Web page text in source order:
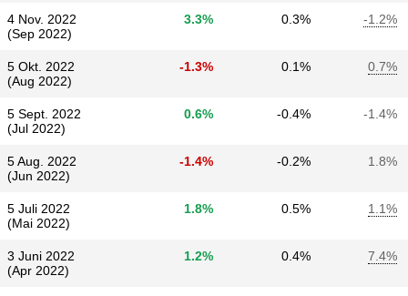
4 Nov. 2022
(Sep 2022)
3.3% 0.3% -1.2%
5 Okt. 2022
(Aug 2022)
-1.3% 0.1% 0.7%
5 Sept. 2022
(Jul 2022)
0.6% -0.4% -1.4%
5 Aug. 2022
(Jun 2022)
-1.4% -0.2% 1.8%
5 Juli 2022
(Mai 2022)
1.8% 0.5% 1.1%
3 Juni 2022
(Apr 2022)
1.2% 0.4% 7.4%